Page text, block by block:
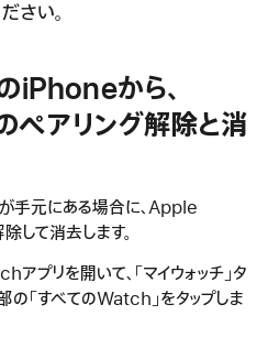
さい。
iPhoneから、
アリング解除と消
手元にある場合に、Apple
して消去します。
リを開いて、「マイウォッチ」タ
の「すべてのWatch」をタップしま